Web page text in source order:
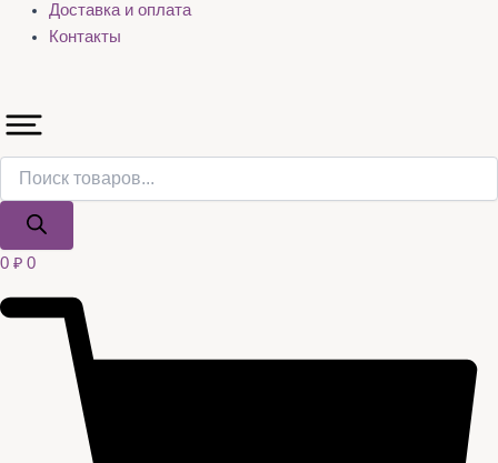
Доставка и оплата
Контакты
0 ₽ 0